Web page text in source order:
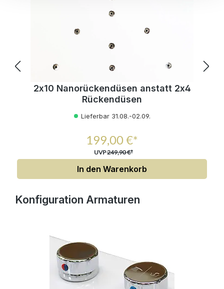
2x10 Nanorückendüsen anstatt 2x4
Rückendüsen
Lieferbar 31.08.-02.09.
199,00 €*
UVP249,90 €*
In den Warenkorb
Produktgalerie überspringen
Konfiguration Armaturen